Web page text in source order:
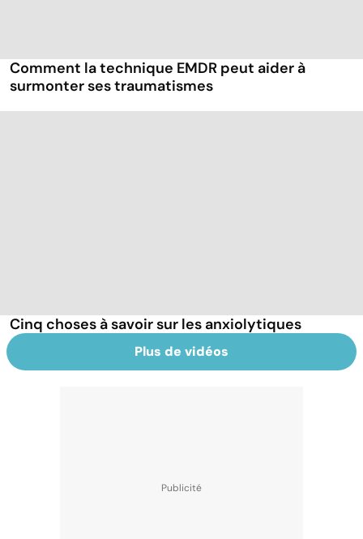
Comment la technique EMDR peut aider à
surmonter ses traumatismes
Cinq choses à savoir sur les anxiolytiques
Plus de vidéos